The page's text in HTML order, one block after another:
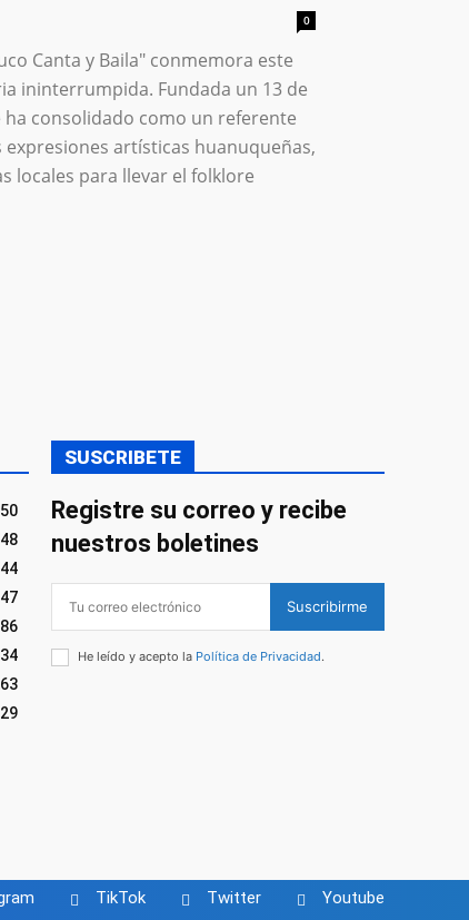
0
Canta y Baila" conmemora este
ininterrumpida. Fundada un 13 de
consolidado como un referente
expresiones artísticas huanuqueñas,
locales para llevar el folklore
SUSCRIBETE
Registre su correo y recibe
nuestros boletines
Suscribirme
He leído y acepto la Política de Privacidad.
TikTok Twitter Youtube